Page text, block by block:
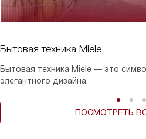
Бытовая техника Miele
Бытовая техника Miele — это
элегантного дизайна.
ПОСМОТРЕТЬ